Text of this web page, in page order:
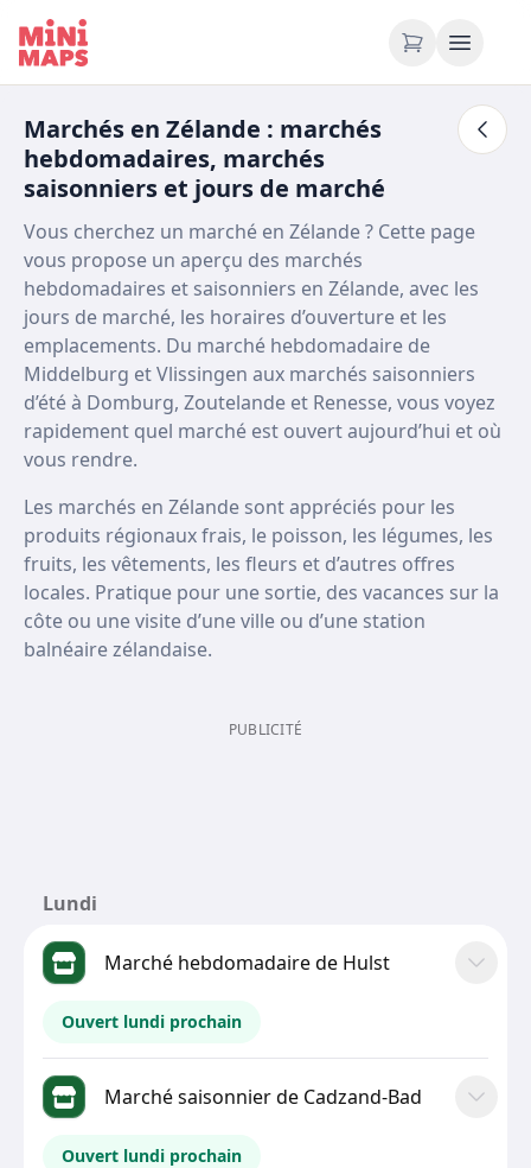
Aller au contenu
Marchés en Zélande : marchés
hebdomadaires, marchés
saisonniers et jours de marché
Vous cherchez un marché en Zélande ? Cette page
vous propose un aperçu des marchés
hebdomadaires et saisonniers en Zélande, avec les
jours de marché, les horaires d’ouverture et les
emplacements. Du marché hebdomadaire de
Middelburg et Vlissingen aux marchés saisonniers
d’été à Domburg, Zoutelande et Renesse, vous voyez
rapidement quel marché est ouvert aujourd’hui et où
vous rendre.
Les marchés en Zélande sont appréciés pour les
produits régionaux frais, le poisson, les légumes, les
fruits, les vêtements, les fleurs et d’autres offres
locales. Pratique pour une sortie, des vacances sur la
côte ou une visite d’une ville ou d’une station
balnéaire zélandaise.
PUBLICITÉ
Lundi
Marché hebdomadaire de Hulst
Ouvert lundi prochain
Marché saisonnier de Cadzand-Bad
Ouvert lundi prochain